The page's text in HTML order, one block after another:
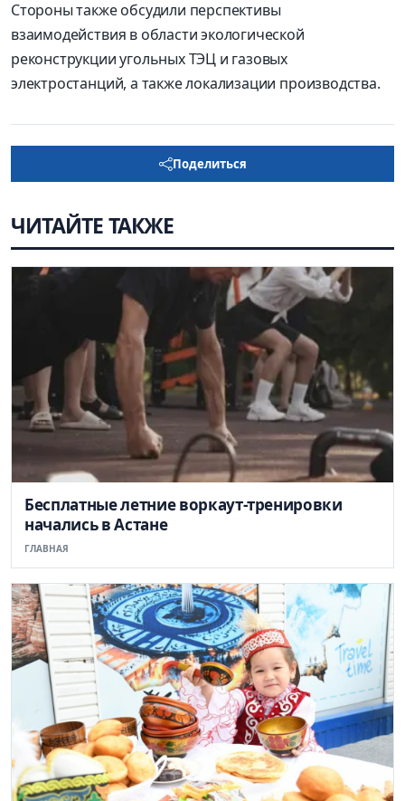
Стороны также обсудили перспективы
взаимодействия в области экологической
реконструкции угольных ТЭЦ и газовых
электростанций, а также локализации производства.
Поделиться
ЧИТАЙТЕ ТАКЖЕ
Бесплатные летние воркаут-тренировки
начались в Астане
ГЛАВНАЯ